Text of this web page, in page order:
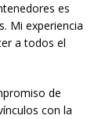
es
Mi experiencia
a todos el
de
con la